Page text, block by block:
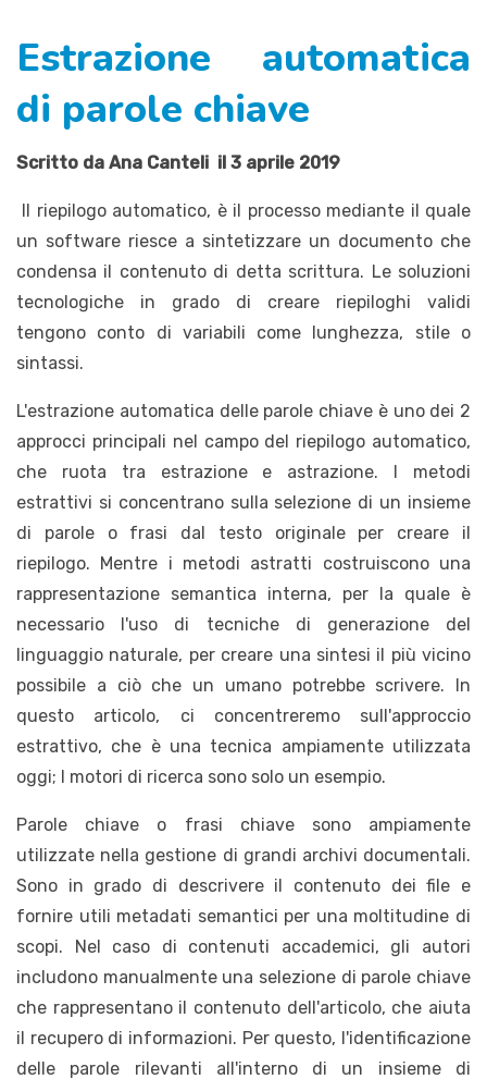
Estrazione automatica
di parole chiave
Scritto da Ana Canteli il 3 aprile 2019
Il riepilogo automatico, è il processo mediante il quale
un software riesce a sintetizzare un documento che
condensa il contenuto di detta scrittura. Le soluzioni
tecnologiche in grado di creare riepiloghi validi
tengono conto di variabili come lunghezza, stile o
sintassi.
L'estrazione automatica delle parole chiave è uno dei 2
approcci principali nel campo del riepilogo automatico,
che ruota tra estrazione e astrazione. I metodi
estrattivi si concentrano sulla selezione di un insieme
di parole o frasi dal testo originale per creare il
riepilogo. Mentre i metodi astratti costruiscono una
rappresentazione semantica interna, per la quale è
necessario l'uso di tecniche di generazione del
linguaggio naturale, per creare una sintesi il più vicino
possibile a ciò che un umano potrebbe scrivere. In
questo articolo, ci concentreremo sull'approccio
estrattivo, che è una tecnica ampiamente utilizzata
oggi; I motori di ricerca sono solo un esempio.
Parole chiave o frasi chiave sono ampiamente
utilizzate nella gestione di grandi archivi documentali.
Sono in grado di descrivere il contenuto dei file e
fornire utili metadati semantici per una moltitudine di
scopi. Nel caso di contenuti accademici, gli autori
includono manualmente una selezione di parole chiave
che rappresentano il contenuto dell'articolo, che aiuta
il recupero di informazioni. Per questo, l'identificazione
delle parole rilevanti all'interno di un insieme di